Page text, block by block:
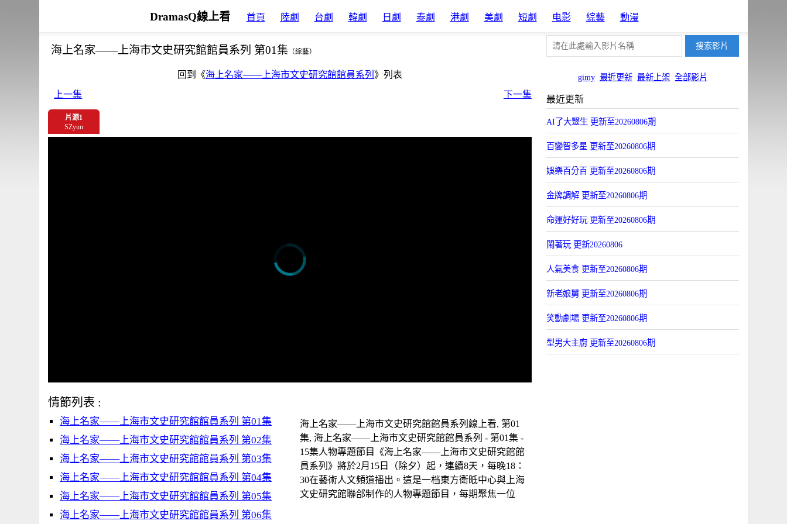
DramasQ線上看 首頁 陸劇 台劇 韓劇 日劇 泰劇 港劇 美劇 短劇 电影 綜藝 動漫
gimy 最近更新 最新上架 全部影片
海上名家——上海市文史研究館館員系列 第01集 （綜藝）
回到《海上名家——上海市文史研究館館員系列 》列表
上一集
下一集
片源1
SZyun
情節列表 :
海上名家——上海市文史研究館館員系列 第01集
海上名家——上海市文史研究館館員系列 第02集
海上名家——上海市文史研究館館員系列 第03集
海上名家——上海市文史研究館館員系列 第04集
海上名家——上海市文史研究館館員系列 第05集
海上名家——上海市文史研究館館員系列 第06集
海上名家——上海市文史研究館館員系列線上看, 第01
集, 海上名家——上海市文史研究館館員系列 - 第01集 -
15集人物專題節目《海上名家——上海市文史研究館館
員系列》將於2月15日（除夕）起，連續8天，每晚18：
30在藝術人文頻道播出。這是一档東方衛眡中心與上海
文史研究館聯郃制作的人物專題節目，每期聚焦一位
最近更新
AI了大毉生 更新至20260806期
百變智多星 更新至20260806期
娛樂百分百 更新至20260806期
金牌調解 更新至20260806期
命運好好玩 更新至20260806期
閙著玩 更新20260806
人氣美食 更新至20260806期
新老娘舅 更新至20260806期
笑動劇場 更新至20260806期
型男大主廚 更新至20260806期